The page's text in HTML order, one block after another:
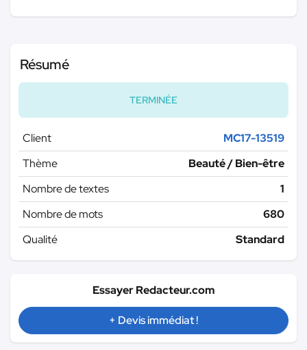
Résumé
TERMINÉE
Client
MC17-13519
Thème
Beauté / Bien-être
Nombre de textes
1
Nombre de mots
680
Qualité
Standard
Essayer Redacteur.com
+ Devis immédiat !